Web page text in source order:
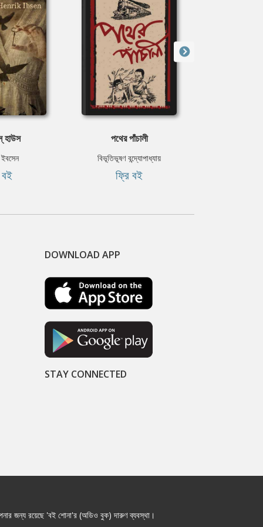
পথের পাঁচালী
বিভূতিভূষণ বন্দ্যোপাধ্যায়
ফ্রি বই
DOWNLOAD APP
STAY CONNECTED
জন্য রয়েছে 'বই শোনা'র (অডিও বুক) দারুণ ব্যবস্থা।